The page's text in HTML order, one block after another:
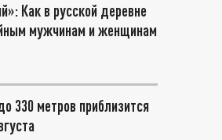
Как в русской деревне
мужчинам и женщинам
330 метров приблизится